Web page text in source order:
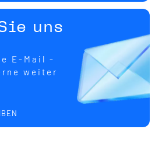
uns
E-Mail -
weiter